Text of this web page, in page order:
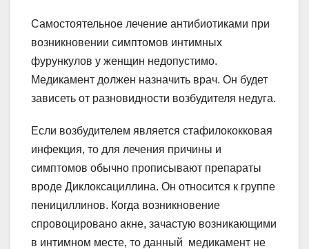
Самостоятельное лечение антибиотиками при
возникновении симптомов интимных
фурункулов у женщин недопустимо.
Медикамент должен назначить врач. Он будет
зависеть от разновидности возбудителя недуга.
Если возбудителем является стафилококковая
инфекция, то для лечения причины и
симптомов обычно прописывают препараты
вроде Диклоксациллина. Он относится к группе
пенициллинов. Когда возникновение
спровоцировано акне, зачастую возникающими
в интимном месте, то данный медикамент не